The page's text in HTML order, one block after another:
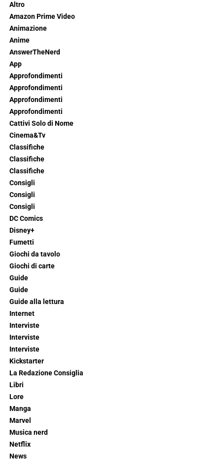
Altro
Amazon Prime Video
Animazione
Anime
AnswerTheNerd
App
Approfondimenti
Approfondimenti
Approfondimenti
Approfondimenti
Cattivi Solo di Nome
Cinema&Tv
Classifiche
Classifiche
Classifiche
Consigli
Consigli
Consigli
DC Comics
Disney+
Fumetti
Giochi da tavolo
Giochi di carte
Guide
Guide
Guide alla lettura
Internet
Interviste
Interviste
Interviste
Kickstarter
La Redazione Consiglia
Libri
Lore
Manga
Marvel
Musica nerd
Netflix
News